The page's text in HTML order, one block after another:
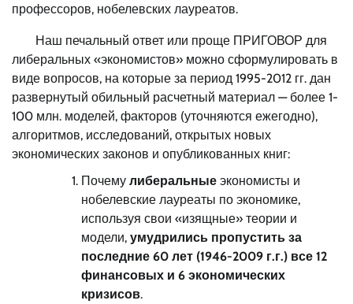
профессоров, нобелевских лауреатов.
Наш печальный ответ или проще ПРИГОВОР для
либеральных «экономистов» можно сформулировать в
виде вопросов, на которые за период 1995-2012 гг. дан
развернутый обильный расчетный материал — более 1-
100 млн. моделей, факторов (уточняются ежегодно),
алгоритмов, исследований, открытых новых
экономических законов и опубликованных книг:
Почему либеральные экономисты и
нобелевские лауреаты по экономике,
используя свои «изящные» теории и
модели, умудрились пропустить за
последние 60 лет (1946-2009 г.г.) все 12
финансовых и 6 экономических
кризисов.